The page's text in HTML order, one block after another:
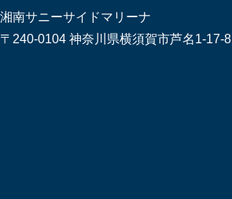
湘南サニーサイドマリーナ
〒240-0104 神奈川県横須賀市芦名1-17-8